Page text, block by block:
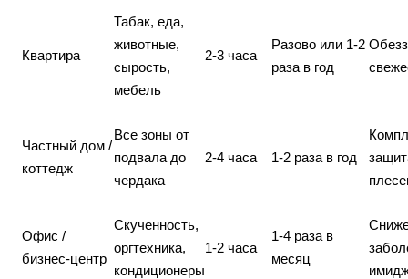
Квартира
Табак, еда,
животные,
сырость,
мебель
2-3 часа
Разово или 1-2
раза в год
Частный дом /
коттедж
Все зоны от
подвала до
чердака
2-4 часа 1-2 раза в год
Офис /
бизнес-центр
Скученность,
оргтехника,
кондиционеры
1-2 часа
1-4 раза в
месяц